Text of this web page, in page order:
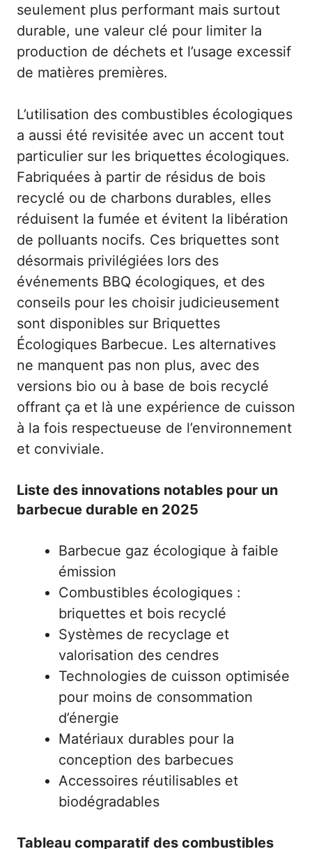
seulement plus performant mais surtout
durable, une valeur clé pour limiter la
production de déchets et l’usage excessif
de matières premières.
L’utilisation des combustibles écologiques
a aussi été revisitée avec un accent tout
particulier sur les briquettes écologiques.
Fabriquées à partir de résidus de bois
recyclé ou de charbons durables, elles
réduisent la fumée et évitent la libération
de polluants nocifs. Ces briquettes sont
désormais privilégiées lors des
événements BBQ écologiques, et des
conseils pour les choisir judicieusement
sont disponibles sur Briquettes
Écologiques Barbecue. Les alternatives
ne manquent pas non plus, avec des
versions bio ou à base de bois recyclé
offrant ça et là une expérience de cuisson
à la fois respectueuse de l’environnement
et conviviale.
Liste des innovations notables pour un
barbecue durable en 2025
Barbecue gaz écologique à faible
émission
Combustibles écologiques :
briquettes et bois recyclé
Systèmes de recyclage et
valorisation des cendres
Technologies de cuisson optimisée
pour moins de consommation
d’énergie
Matériaux durables pour la
conception des barbecues
Accessoires réutilisables et
biodégradables
Tableau comparatif des combustibles